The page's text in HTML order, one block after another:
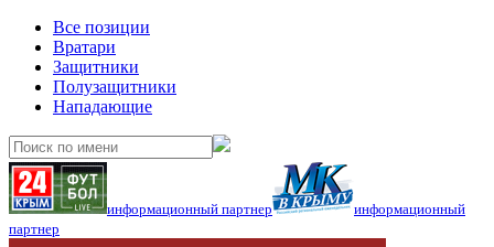
Все позиции
Вратари
Защитники
Полузащитники
Нападающие
информационный партнер
информационный
партнер